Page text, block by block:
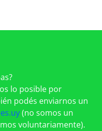
lo posible por
podés enviarnos un
(no somos un
voluntariamente).